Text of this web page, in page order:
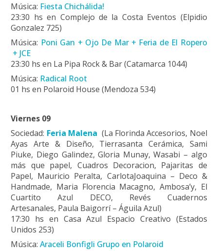
Música: Fiesta Chichálida!
23:30 hs en Complejo de la Costa Eventos (Elpidio
Gonzalez 725)
Música: Poni Gan + Ojo De Mar + Feria de El Ropero
+ JCE
23:30 hs en La Pipa Rock & Bar (Catamarca 1044)
Música: Radical Root
01 hs en Polaroid House (Mendoza 534)
Viernes 09
Sociedad: Feria Malena (La Florinda Accesorios, Noel
Ayas Arte & Diseño, Tierrasanta Cerámica, Sami
Piuke, Diego Galindez, Gloria Munay, Wasabi – algo
más que papel, Cuadros Decoracion, Pajaritas de
Papel, Mauricio Peralta, CarlotaJoaquina – Deco &
Handmade, Maria Florencia Macagno, Ambosa’y, El
Cuartito Azul DECO, Revés Cuadernos
Artesanales, Paula Baigorrí – Águila Azul)
17:30 hs en Casa Azul Espacio Creativo (Estados
Unidos 253)
Música:Araceli Bonfigli Grupo en Polaroid